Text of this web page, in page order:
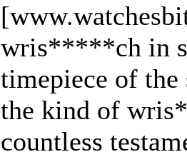
wris*****ch in
timepiece of the
the kind of
countless